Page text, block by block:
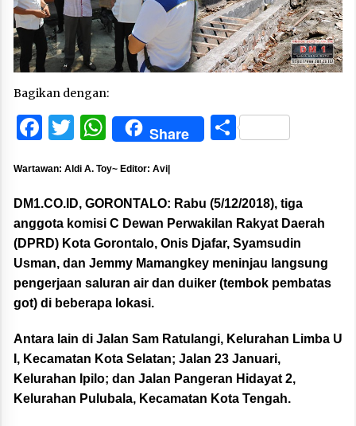
Bagikan dengan:
Facebook
Twitter
WhatsApp
Share Share
Wartawan: Aldi A. Toy~ Editor: Avi|
DM1.CO.ID, GORONTALO: Rabu (5/12/2018), tiga
anggota komisi C Dewan Perwakilan Rakyat Daerah
(DPRD) Kota Gorontalo, Onis Djafar, Syamsudin
Usman, dan Jemmy Mamangkey meninjau langsung
pengerjaan saluran air dan duiker (tembok pembatas
got) di beberapa lokasi.
Antara lain di Jalan Sam Ratulangi, Kelurahan Limba U
I, Kecamatan Kota Selatan; Jalan 23 Januari,
Kelurahan Ipilo; dan Jalan Pangeran Hidayat 2,
Kelurahan Pulubala, Kecamatan Kota Tengah.